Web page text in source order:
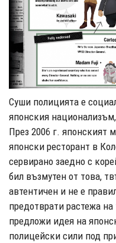
Суши полицията е
японския
През 2006 г. японският
японски ресторант в
сервирано заедно с
бил възмутен от това,
автентичен и не е
предотврати растежа
предложи идея на
полицейски сили под